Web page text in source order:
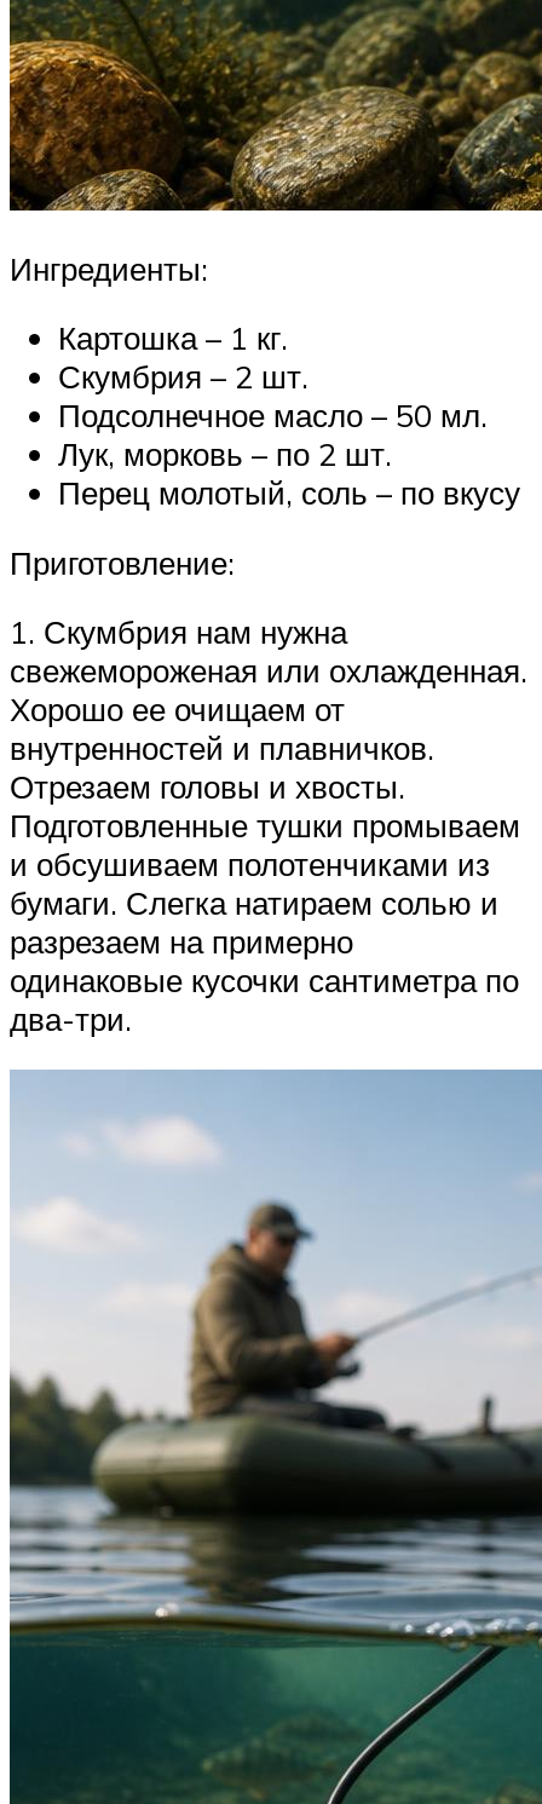
Ингредиенты:
Картошка – 1 кг.
Скумбрия – 2 шт.
Подсолнечное масло – 50 мл.
Лук, морковь – по 2 шт.
Перец молотый, соль – по вкусу
Приготовление:
1. Скумбрия нам нужна
свежемороженая или охлажденная.
Хорошо ее очищаем от
внутренностей и плавничков.
Отрезаем головы и хвосты.
Подготовленные тушки промываем
и обсушиваем полотенчиками из
бумаги. Слегка натираем солью и
разрезаем на примерно
одинаковые кусочки сантиметра по
два-три.